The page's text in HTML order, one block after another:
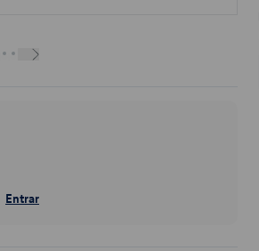
Entrar